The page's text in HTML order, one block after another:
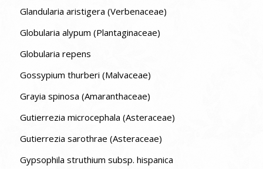
Glandularia aristigera (Verbenaceae)
Globularia alypum (Plantaginaceae)
Globularia repens
Gossypium thurberi (Malvaceae)
Grayia spinosa (Amaranthaceae)
Gutierrezia microcephala (Asteraceae)
Gutierrezia sarothrae (Asteraceae)
Gypsophila struthium subsp. hispanica